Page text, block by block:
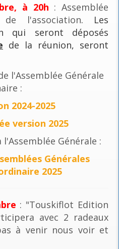
à 20h : Assemblée
l'association. Les
qui seront déposés
de la réunion, seront
l'Assemblée Générale
:
2024-2025
version 2025
Générale :
Générales
2025
: "Touskiflot Edition
avec 2 radeaux
à venir nous voir et